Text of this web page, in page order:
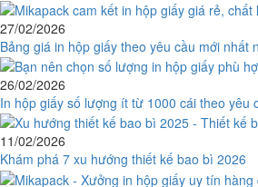
27/02/2026
Bảng giá in hộp giấy theo yêu cầu mới nhất
26/02/2026
In hộp giấy số lượng ít từ 1000 cái theo yêu
11/02/2026
Khám phá 7 xu hướng thiết kế bao bì 2026